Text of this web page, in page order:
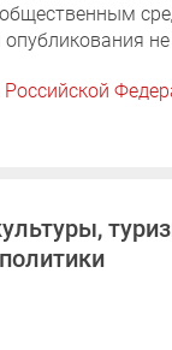
Российской